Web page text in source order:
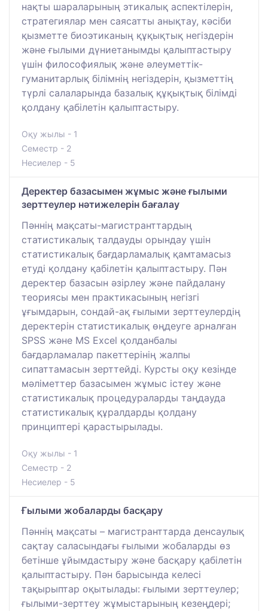
нақты шараларының этикалық аспектілерін,
стратегиялар мен саясатты анықтау, кәсіби
қызметте биоэтиканың құқықтық негіздерін
және ғылыми дүниетанымды қалыптастыру
үшін философиялық және әлеуметтік-
гуманитарлық білімнің негіздерін, қызметтің
түрлі салаларында базалық құқықтық білімді
қолдану қабілетін қалыптастыру.
Оқу жылы - 1
Семестр - 2
Несиелер - 5
Деректер базасымен жұмыс және ғылыми
зерттеулер нәтижелерін бағалау
Пәннің мақсаты-магистранттардың
статистикалық талдауды орындау үшін
статистикалық бағдарламалық қамтамасыз
етуді қолдану қабілетін қалыптастыру. Пән
деректер базасын әзірлеу және пайдалану
теориясы мен практикасының негізгі
ұғымдарын, сондай-ақ ғылыми зерттеулердің
деректерін статистикалық өңдеуге арналған
SPSS және MS Excel қолданбалы
бағдарламалар пакеттерінің жалпы
сипаттамасын зерттейді. Курсты оқу кезінде
мәліметтер базасымен жұмыс істеу және
статистикалық процедураларды таңдауда
статистикалық құралдарды қолдану
принциптері қарастырылады.
Оқу жылы - 1
Семестр - 2
Несиелер - 5
Ғылыми жобаларды басқару
Пәннің мақсаты – магистранттарда денсаулық
сақтау саласындағы ғылыми жобаларды өз
бетінше ұйымдастыру және басқару қабілетін
қалыптастыру. Пән барысында келесі
тақырыптар оқытылады: ғылыми зерттеулер;
ғылыми-зерттеу жұмыстарының кезеңдері;